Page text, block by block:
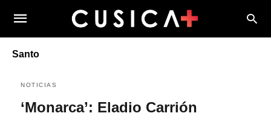
Santo
NOTICIAS
‘Monarca’: Eladio Carrión